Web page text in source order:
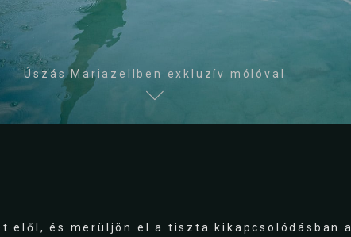
Úszás Mariazellben exkluzív mólóval
elől, és merüljön el a tiszta kikapcsolódásban